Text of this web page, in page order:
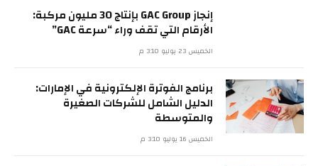
إنجاز GAC Group بإنتاج 30 مليون مركبة:
الأرقام التي تقف وراء “سرعة GAC”
الخميس 23 يوليو 3:10 م
برنامج الفوترة الإلكترونية في الإمارات:
الدليل الشامل للشركات الصغيرة
والمتوسطة
الخميس 16 يوليو 3:10 م